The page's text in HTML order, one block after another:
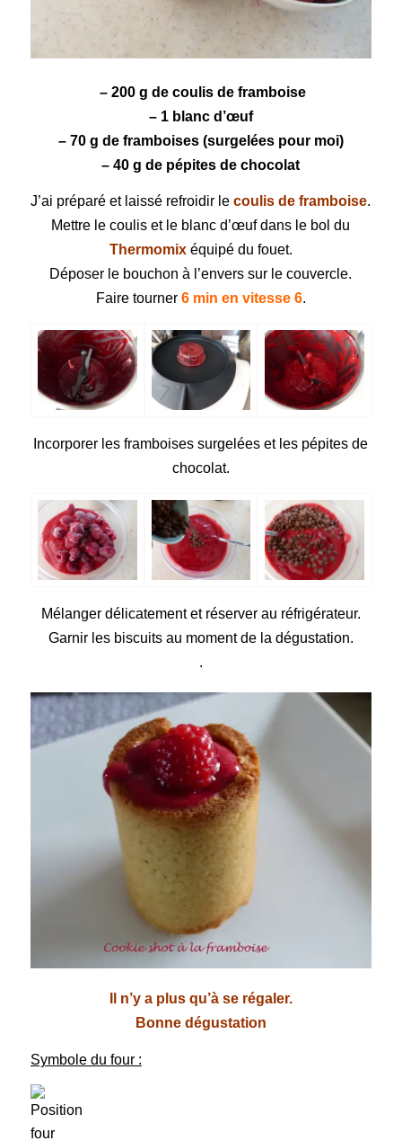
– 200 g de coulis de framboise
– 1 blanc d’œuf
– 70 g de framboises(surgelées pour moi)
– 40 g de pépites de chocolat
J’ai préparé et laissé refroidir lecoulis de framboise.
Mettre le coulis et le blanc d’œuf dans le bol du
Thermomixéquipé du fouet.
Déposer le bouchon à l’envers sur le couvercle.
Faire tourner 6 min en vitesse 6.
Incorporer les framboises surgelées et les pépites de
chocolat.
Mélanger délicatement et réserver au réfrigérateur.
Garnir les biscuits au moment de la dégustation.
.
Il n’y a plus qu’à se régaler.
Bonne dégustation
Symbole du four :